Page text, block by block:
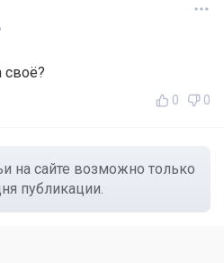
0 0
на сайте возможно только
публикации.